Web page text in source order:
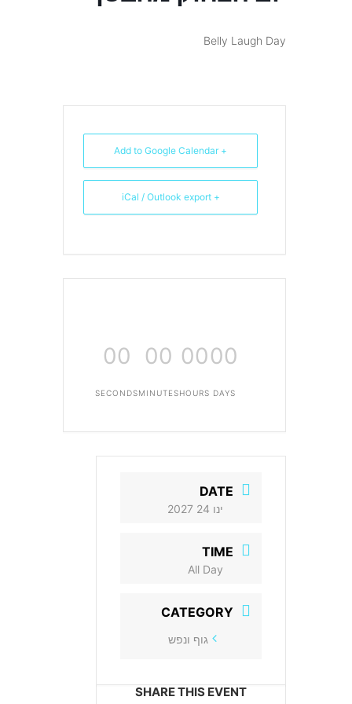
Belly Laugh Day
+ Add to Google Calendar
+ iCal / Outlook export
00
DAYS
00
HOURS
00
MINUTES
00
SECONDS
DATE
ינו 24 2027
TIME
All Day
CATEGORY
גוף ונפש
SHARE THIS EVENT